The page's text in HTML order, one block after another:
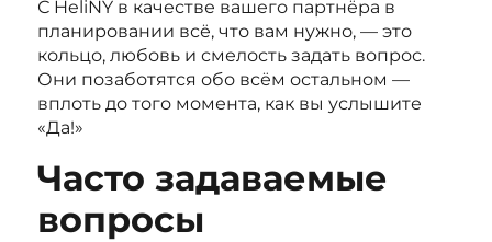
С HeliNY в качестве вашего партнёра в
планировании всё, что вам нужно, — это
кольцо, любовь и смелость задать вопрос.
Они позаботятся обо всём остальном —
вплоть до того момента, как вы услышите
«Да!»
Часто задаваемые
вопросы